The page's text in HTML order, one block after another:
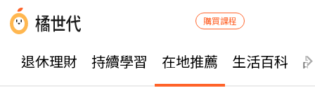
購買課程
退休理財 持續學習 在地推薦 生活百科